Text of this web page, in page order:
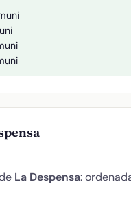
La Despensa: